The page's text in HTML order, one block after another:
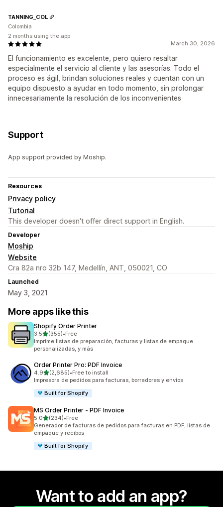
March 30, 2026
El funcionamiento es excelente, pero quiero resaltar
especialmente el servicio al cliente y las asesorías. Todo el
proceso es ágil, brindan soluciones reales y cuentan con un
equipo dispuesto a ayudar en todo momento, sin prolongar
innecesariamente la resolución de los inconvenientes
TANNING_COL
Colombia
2 months using the app
Support
App support provided by Moship.
Resources
Privacy policy
Tutorial
This developer doesn't offer direct support in English.
Developer
Moship
Website
Cra 82a nro 32b 147, Medellín, ANT, 050021, CO
Launched
May 3, 2021
More apps like this
Shopify Order Printer
3.5out of 5 stars
(355)
355 total reviews
•Free
Imprime listas de preparación, facturas y listas de empaque
personalizadas, y más
Order Printer Pro: PDF Invoice
4.9out of 5 stars
(2,685)
2685 total reviews
•Free to install
Impresora de pedidos para facturas, borradores y envíos
Built for Shopify
MS Order Printer ‑ PDF Invoice
5.0out of 5 stars
(234)
234 total reviews
•Free
Generador de facturas de pedidos para facturas en PDF, listas de
empaque y recibos
Built for Shopify
Want to add an app?